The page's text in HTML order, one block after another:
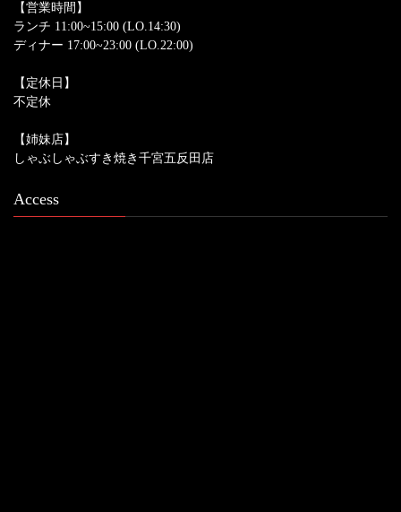
【営業時間】
ランチ 11:00~15:00 (LO.14:30)
ディナー 17:00~23:00 (LO.22:00)
【定休日】
不定休
【姉妹店】
しゃぶしゃぶすき焼き千宮五反田店
Access